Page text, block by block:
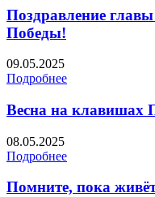
Поздравление
Победы!
09.05.2025
Подробнее
Весна на клавишах
08.05.2025
Подробнее
Помните, пока